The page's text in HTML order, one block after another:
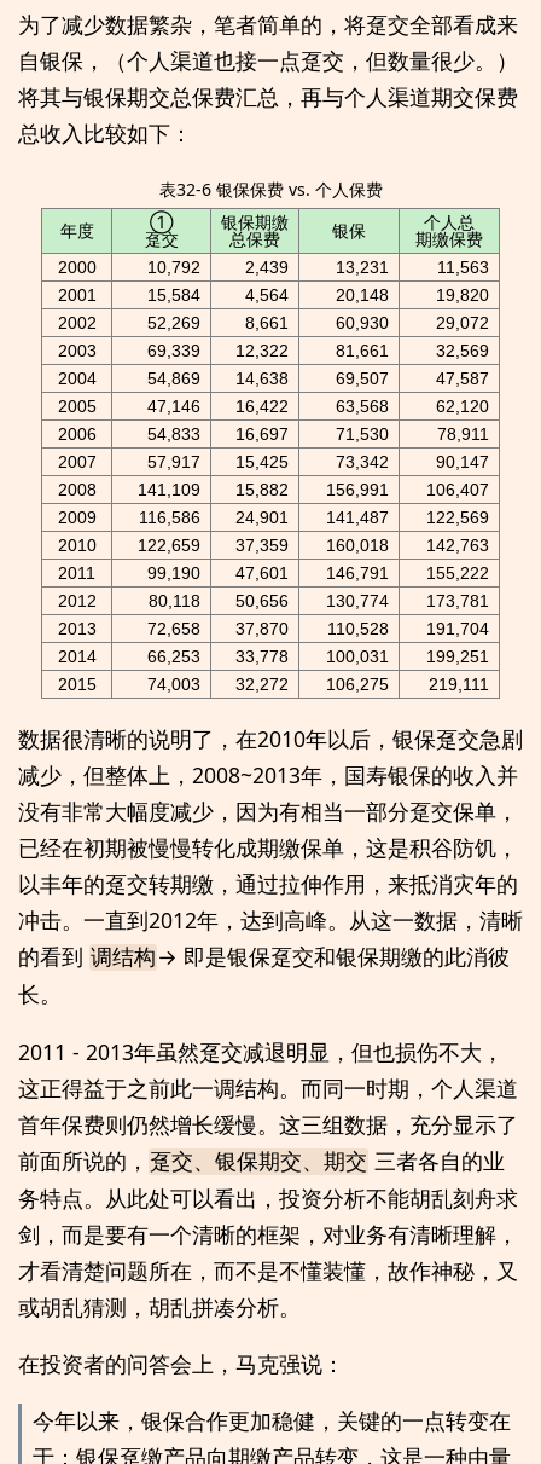
为了减少数据繁杂，笔者简单的，将趸交全部看成来
自银保，（个人渠道也接一点趸交，但数量很少。）
将其与银保期交总保费汇总，再与个人渠道期交保费
总收入比较如下：
表32-6 银保保费 vs. 个人保费
年度
①
趸交
银保期缴
总保费 银保 个人总
期缴保费
2000 10,792 2,439 13,231
11,563
2001
15,584 4,564 20,148
19,820
2002
52,269 8,661 60,930
29,072
2003
69,339 12,322 81,661
32,569
2004
54,869 14,638 69,507
47,587
2005
47,146 16,422 63,568
62,120
2006
54,833 16,697 71,530
78,911
2007
57,917 15,425 73,342
90,147
2008
141,109 15,882 156,991
106,407
2009
116,586 24,901 141,487
122,569
2010
122,659 37,359 160,018
142,763
2011
99,190 47,601 146,791
155,222
2012
80,118 50,656 130,774
173,781
2013
72,658 37,870 110,528
191,704
2014
66,253 33,778 100,031
199,251
2015
74,003 32,272 106,275 219,111
数据很清晰的说明了，在2010年以后，银保趸交急剧
减少，但整体上，2008~2013年，国寿银保的收入并
没有非常大幅度减少，因为有相当一部分趸交保单，
已经在初期被慢慢转化成期缴保单，这是积谷防饥，
以丰年的趸交转期缴，通过拉伸作用，来抵消灾年的
冲击。一直到2012年，达到高峰。从这一数据，清晰
的看到 调结构 → 即是银保趸交和银保期缴的此消彼
长。
2011 - 2013年虽然趸交减退明显，但也损伤不大，
这正得益于之前此一调结构。而同一时期，个人渠道
首年保费则仍然增长缓慢。这三组数据，充分显示了
前面所说的， 趸交、银保期交、期交 三者各自的业
务特点。从此处可以看出，投资分析不能胡乱刻舟求
剑，而是要有一个清晰的框架，对业务有清晰理解，
才看清楚问题所在，而不是不懂装懂，故作神秘，又
或胡乱猜测，胡乱拼凑分析。
在投资者的问答会上，马克强说：
今年以来，银保合作更加稳健，关键的一点转变在
于：银保趸缴产品向期缴产品转变，这是一种由量